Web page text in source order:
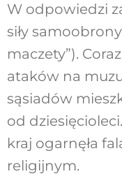
W odpowiedzi
siły
maczety”).
ataków na
sąsiadów
od
kraj ogarnęła
religijnym.